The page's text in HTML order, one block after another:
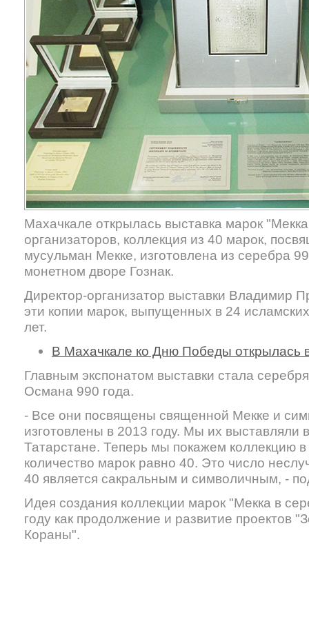
Махачкале открылась выставка марок
организаторов, коллекция из 40 марок,
мусульман Мекке, изготовлена из серебра
монетном дворе Гознак.
Директор-организатор выставки Владимир
эти копии марок, выпущенных в 24
лет.
В Махачкале ко Дню Победы открылась
Главным экспонатом выставки стала
Османа 990 года.
- Все они посвящены священной Мекке и
изготовлены в 2013 году. Мы их выставляли
Татарстане. Теперь мы покажем коллекцию
количество марок равно 40. Это число
40 является сакральным и символичным, -
Идея создания коллекции марок "Мекка в
году как продолжение и развитие проектов
Кораны".